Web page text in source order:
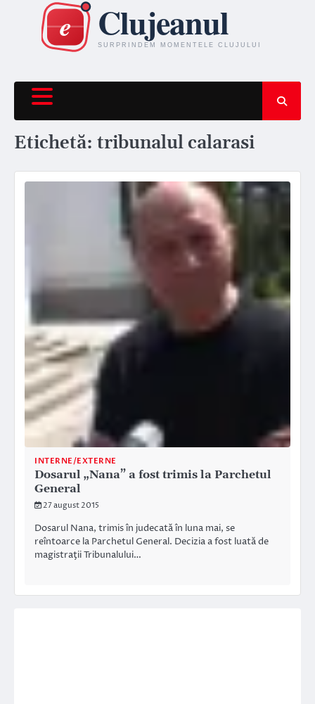
content
Etichetă: tribunalul calarasi
INTERNE/EXTERNE
Dosarul „Nana” a fost trimis la Parchetul
General
27 august 2015
Dosarul Nana, trimis în judecată în luna mai, se
reîntoarce la Parchetul General. Decizia a fost luată de
magistraţii Tribunalului…